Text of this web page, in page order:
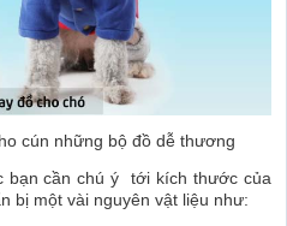
cún những bộ đồ dễ thương
bạn cần chú ý tới kích thước của
bị một vài nguyên vật liệu như: